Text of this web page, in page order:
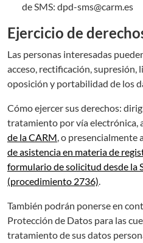
de SMS: dpd-sms@carm.es
Ejercicio de
Las personas interesadas
acceso, rectificación,
oposición y portabilidad de los
Cómo ejercer sus derechos:
tratamiento por vía electrónica,
de la CARM, o presencialmente
de asistencia en materia de
formulario de solicitud desde la
(procedimiento 2736).
También podrán ponerse en
Protección de Datos para las
tratamiento de sus datos